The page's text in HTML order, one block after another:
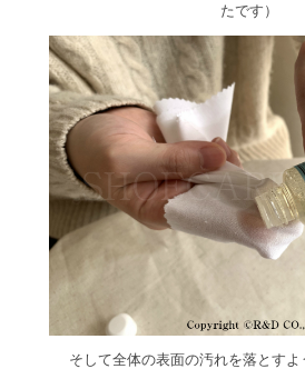
たです）
そして全体の表面の汚れを落とすよ